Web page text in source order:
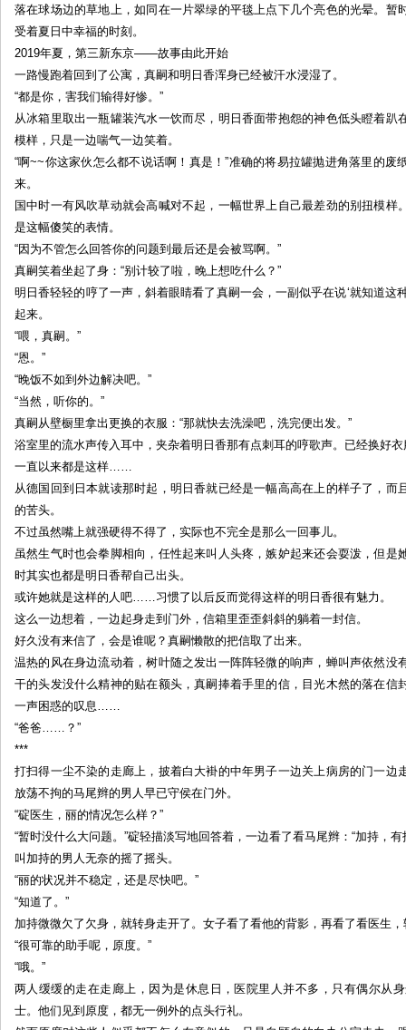
落在球场边的草地上，如同在一片翠绿的平毯上点下几个亮色的光晕。暂
受着夏日中幸福的时刻。
2019年夏，第三新东京——故事由此开始
一路慢跑着回到了公寓，真嗣和明日香浑身已经被汗水浸湿了。
“都是你，害我们输得好惨。”
从冰箱里取出一瓶罐装汽水一饮而尽，明日香面带抱怨的神色低头瞪着趴
模样，只是一边喘气一边笑着。
“啊~~你这家伙怎么都不说话啊！真是！”准确的将易拉罐抛进角落里的
来。
国中时一有风吹草动就会高喊对不起，一幅世界上自己最差劲的别扭模
是这幅傻笑的表情。
“因为不管怎么回答你的问题到最后还是会被骂啊。”
真嗣笑着坐起了身：“别计较了啦，晚上想吃什么？”
明日香轻轻的哼了一声，斜着眼睛看了真嗣一会，一副似乎在说‘就知道这
起来。
“喂，真嗣。”
“恩。”
“晚饭不如到外边解决吧。”
“当然，听你的。”
真嗣从壁橱里拿出更换的衣服：“那就快去洗澡吧，洗完便出发。”
浴室里的流水声传入耳中，夹杂着明日香那有点刺耳的哼歌声。已经换好
一直以来都是这样……
从德国回到日本就读那时起，明日香就已经是一幅高高在上的样子了，而
的苦头。
不过虽然嘴上就强硬得不得了，实际也不完全是那么一回事儿。
虽然生气时也会拳脚相向，任性起来叫人头疼，嫉妒起来还会耍泼，但是
时其实也都是明日香帮自己出头。
或许她就是这样的人吧……习惯了以后反而觉得这样的明日香很有魅力。
这么一边想着，一边起身走到门外，信箱里歪歪斜斜的躺着一封信。
好久没有来信了，会是谁呢？真嗣懒散的把信取了出来。
温热的风在身边流动着，树叶随之发出一阵阵轻微的响声，蝉叫声依然没
干的头发没什么精神的贴在额头，真嗣捧着手里的信，目光木然的落在信
一声困惑的叹息……
“爸爸……？”
***
打扫得一尘不染的走廊上，披着白大褂的中年男子一边关上病房的门一边
放荡不拘的马尾辫的男人早已守侯在门外。
“碇医生，丽的情况怎么样？”
“暂时没什么大问题。”碇轻描淡写地回答着，一边看了看马尾辫：“加持，
叫加持的男人无奈的摇了摇头。
“丽的状况并不稳定，还是尽快吧。”
“知道了。”
加持微微欠了欠身，就转身走开了。女子看了看他的背影，再看了看医生
“很可靠的助手呢，原度。”
“哦。”
两人缓缓的走在走廊上，因为是休息日，医院里人并不多，只有偶尔从
士。他们见到原度，都无一例外的点头行礼。